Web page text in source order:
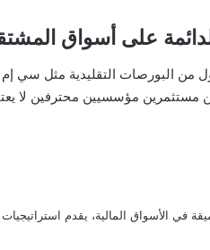
على أسواق
في الأسواق المالية، يقدم